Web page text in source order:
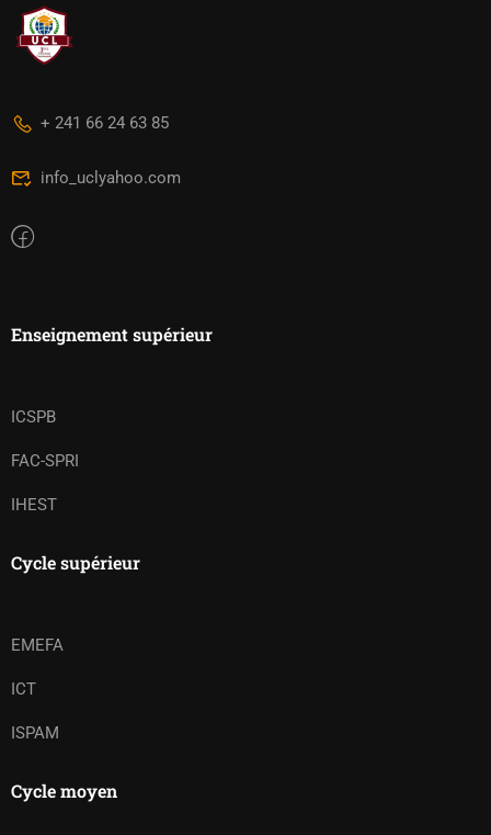
+ 241 66 24 63 85
info_uclyahoo.com
Enseignement supérieur
ICSPB
FAC-SPRI
IHEST
Cycle supérieur
EMEFA
ICT
ISPAM
Cycle moyen